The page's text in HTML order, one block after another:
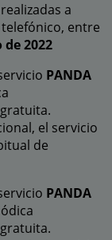
a
entre
2022
PANDA
el servicio
de
PANDA